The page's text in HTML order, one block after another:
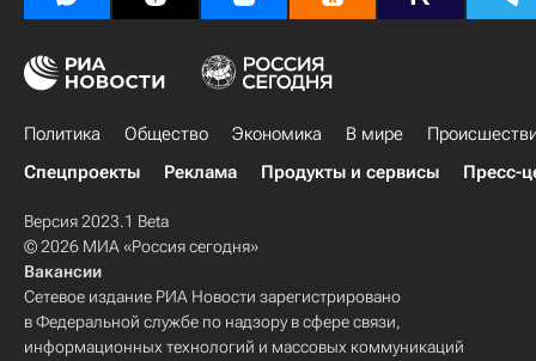
Политика Общество Экономика В мире
Спецпроекты
Реклама Продукты и сервисы Пресс-
Версия 2023.1 Beta
© 2026 МИА «Россия сегодня»
Вакансии
Сетевое издание РИА Новости зарегистрировано
в Федеральной службе по надзору в сфере связи,
информационных технологий и массовых коммуникаций